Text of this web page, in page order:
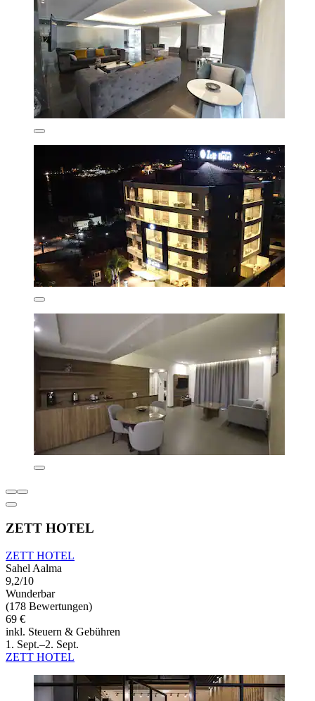
ZETT HOTEL
ZETT HOTEL
Sahel Aalma
9,2/10
Wunderbar
(178 Bewertungen)
69 €
inkl. Steuern & Gebühren
1. Sept.–2. Sept.
ZETT HOTEL